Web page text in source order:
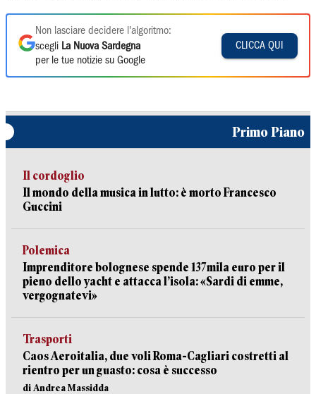
Non lasciare decidere l'algoritmo:
scegli La Nuova Sardegna
per le tue notizie su Google
CLICCA QUI
Primo Piano
Il cordoglio
Il mondo della musica in lutto: è morto Francesco
Guccini
Polemica
Imprenditore bolognese spende 137mila euro per il
pieno dello yacht e attacca l’isola: «Sardi di emme,
vergognatevi»
Trasporti
Caos Aeroitalia, due voli Roma-Cagliari costretti al
rientro per un guasto: cosa è successo
di Andrea Massidda